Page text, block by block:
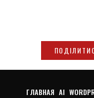
ГЛАВНАЯ AI